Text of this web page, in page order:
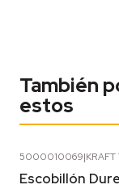
También
estos
5000010069|
Escobillón